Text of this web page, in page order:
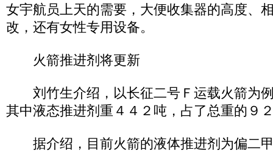
女宇航员上天的需要，大便收集器的高度、
改，还有女性专用设备。
火箭推进剂将更新
刘竹生介绍，以长征二号Ｆ运载火箭为
其中液态推进剂重４４２吨，占了总重的９
据介绍，目前火箭的液体推进剂为偏二